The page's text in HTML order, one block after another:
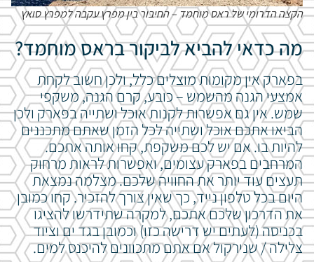
הקצה הדרומי של ראס מוחמד – החיבור בין מפרץ עקבה למפרץ סואץ
מה כדאי להביא לביקור בראס מוחמד?
בפארק אין מקומות מוצלים כלל, ולכן חשוב לקחת
אמצעי הגנה מהשמש – כובע, קרם הגנה, משקפי
שמש. אין גם אפשרות לקנות אוכל ושתייה בפארק ולכן
הביאו אתכם אוכל ושתייה לכל הזמן שאתם מתכננים
להיות בו. אם יש לכם משקפת, קחו אותה אתכם.
המרחבים בפארק עצומים, ואפשרות לראות מרחוק
תעצים עוד יותר את החוויה שלכם. מצלמה נמצאת
היום בכל טלפון נייד, כך שאין צורך להזכיר. קחו כמובן
את הדרכון שלכם אתכם, למקרה שתידרשו להציגו
בכניסה (לעתים יש דרישה כזו) וכמובן בגד ים וציוד
צלילה / שנירקול אם אתם מתכוונים להיכנס למים.